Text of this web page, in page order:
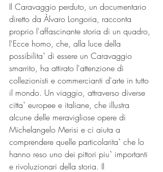
Il Caravaggio perduto, un documentario
diretto da Àlvaro Longoria, racconta
proprio l'affascinante storia di un quadro,
l'Ecce homo, che, alla luce della
possibilita` di essere un Caravaggio
smarrito, ha attirato l'attenzione di
collezionisti e commercianti d'arte in tutto
il mondo. Un viaggio, attraverso diverse
citta` europee e italiane, che illustra
alcune delle meravigliose opere di
Michelangelo Merisi e ci aiuta a
comprendere quelle particolarita` che lo
hanno reso uno dei pittori piu` importanti
e rivoluzionari della storia. Il